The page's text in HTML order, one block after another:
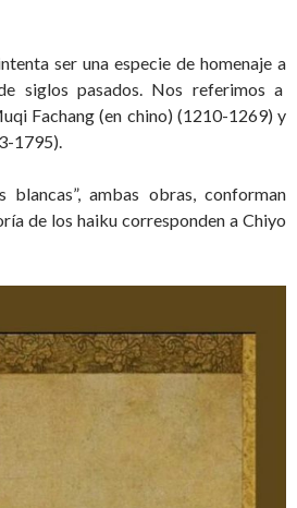
ser una especie de homenaje a
siglos pasados. Nos referimos a
Fachang (en chino) (1210-1269) y
1795).
blancas”, ambas obras, conforman
de los haiku corresponden a Chiyo